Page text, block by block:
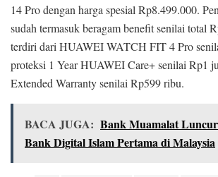
14 Pro dengan harga spesial Rp8.499.000.
sudah termasuk beragam benefit senilai total
terdiri dari HUAWEI WATCH FIT 4 Pro
proteksi 1 Year HUAWEI Care+ senilai Rp1
Extended Warranty senilai Rp599 ribu.
BACA JUGA: Bank Muamalat
Bank Digital Islam Pertama di Malaysia